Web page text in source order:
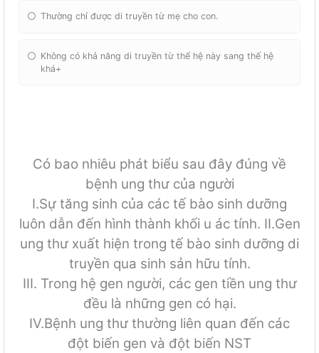
Thường chỉ được di truyền từ mẹ cho con.
Không có khả năng di truyền từ thế hệ này sang thế hệ
khá+
Có bao nhiêu phát biểu sau đây đúng về
bệnh ung thư của người
I.Sự tăng sinh của các tế bào sinh dưỡng
luôn dẫn đến hình thành khối u ác tính. II.Gen
ung thư xuất hiện trong tế bào sinh dưỡng di
truyền qua sinh sản hữu tính.
III. Trong hệ gen người, các gen tiền ung thư
đều là những gen có hại.
IV.Bệnh ung thư thường liên quan đến các
đột biến gen và đột biến NST